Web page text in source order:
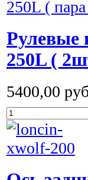
Рулевые
250L (
5400,00